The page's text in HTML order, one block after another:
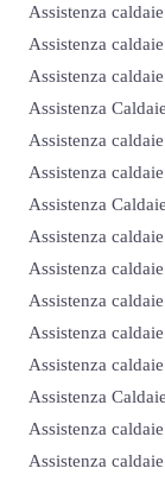
Assistenza
Assistenza
Assistenza
Assistenza
Assistenza
Assistenza
Assistenza
Assistenza
Assistenza
Assistenza
Assistenza
Assistenza
Assistenza
Assistenza
Assistenza